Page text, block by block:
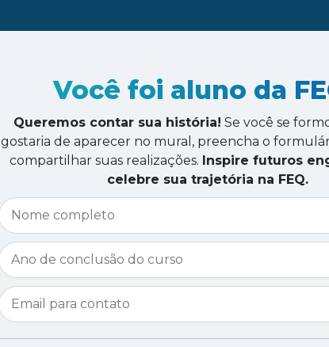
Você foi aluno da
Queremos contar sua história! Se você se
gostaria de aparecer no mural, preencha o
compartilhar suas realizações. Inspire futuros
celebre sua trajetória na FEQ.